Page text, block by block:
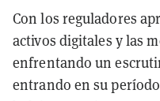
Con los reguladores
activos digitales y las
enfrentando un
entrando en su